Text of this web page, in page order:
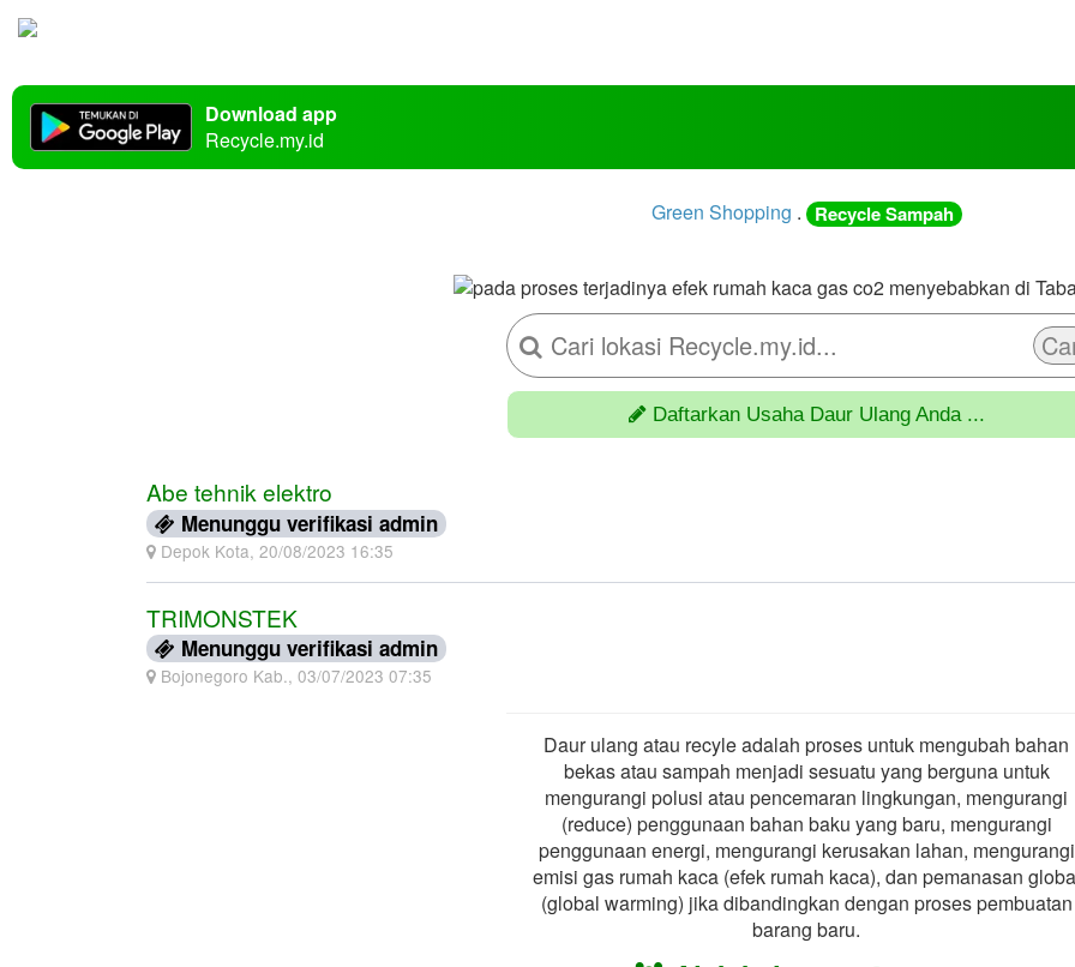
Download app
Recycle.my.id
Green Shopping . Recycle Sampah
Daftarkan Usaha Daur Ulang Anda ...
Abe tehnik elektro
Menunggu verifikasi admin
Depok Kota, 20/08/2023 16:35
TRIMONSTEK
Menunggu verifikasi admin
Bojonegoro Kab., 03/07/2023 07:35
Daur ulang atau recyle adalah proses untuk mengubah bahan
bekas atau sampah menjadi sesuatu yang berguna untuk
mengurangi polusi atau pencemaran lingkungan, mengurangi
(reduce) penggunaan bahan baku yang baru, mengurangi
penggunaan energi, mengurangi kerusakan lahan, mengurangi
emisi gas rumah kaca (efek rumah kaca), dan pemanasan
(global warming) jika dibandingkan dengan proses pembuatan
barang baru.